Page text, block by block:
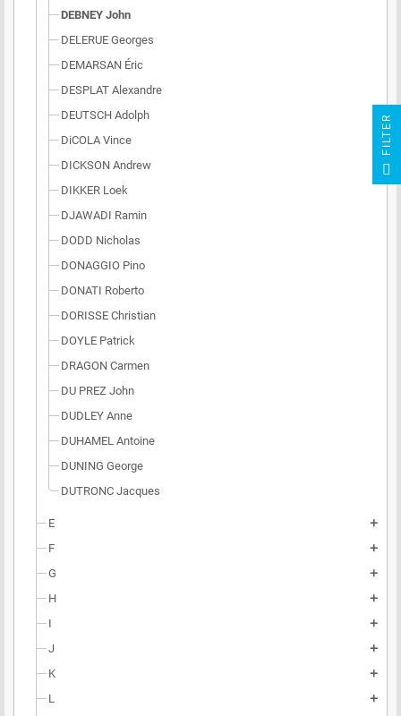
DEBNEY John
DELERUE Georges
DEMARSAN Éric
DESPLAT Alexandre
DEUTSCH Adolph
DiCOLA Vince
DICKSON Andrew
DIKKER Loek
DJAWADI Ramin
DODD Nicholas
DONAGGIO Pino
DONATI Roberto
DORISSE Christian
DOYLE Patrick
DRAGON Carmen
DU PREZ John
DUDLEY Anne
DUHAMEL Antoine
DUNING George
DUTRONC Jacques
E add
F add
G add
H add
I add
J add
K add
L add
R